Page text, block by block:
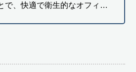
で、快適で衛生的なオフィ…